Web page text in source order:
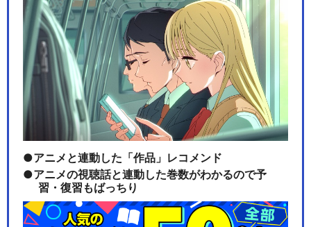
アニメと連動した「作品」レコメンド
アニメの視聴話と連動した巻数がわかるので予
習・復習もばっちり